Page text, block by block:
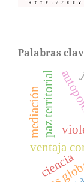
Palabras
ventaja
paz territorial
mediación
ciencia